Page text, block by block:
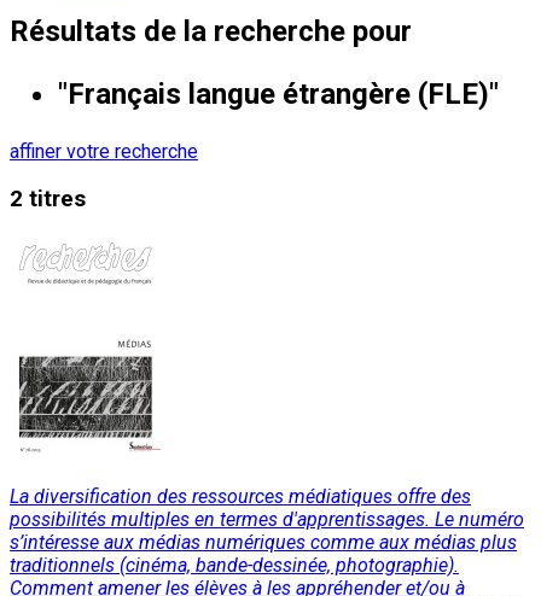
Résultats de la recherche pour
"Français langue étrangère (FLE)"
affiner votre recherche
2 titres
La diversification des ressources médiatiques offre des
possibilités multiples en termes d'apprentissages. Le numéro
s’intéresse aux médias numériques comme aux médias plus
traditionnels (cinéma, bande-dessinée, photographie).
Comment amener les élèves à les appréhender et/ou à